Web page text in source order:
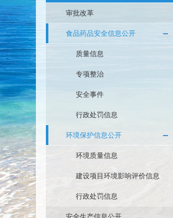
审批改革
食品药品安全信息公开
质量信息
专项整治
安全事件
行政处罚信息
环境保护信息公开
环境质量信息
建设项目环境影响评价信息
行政处罚信息